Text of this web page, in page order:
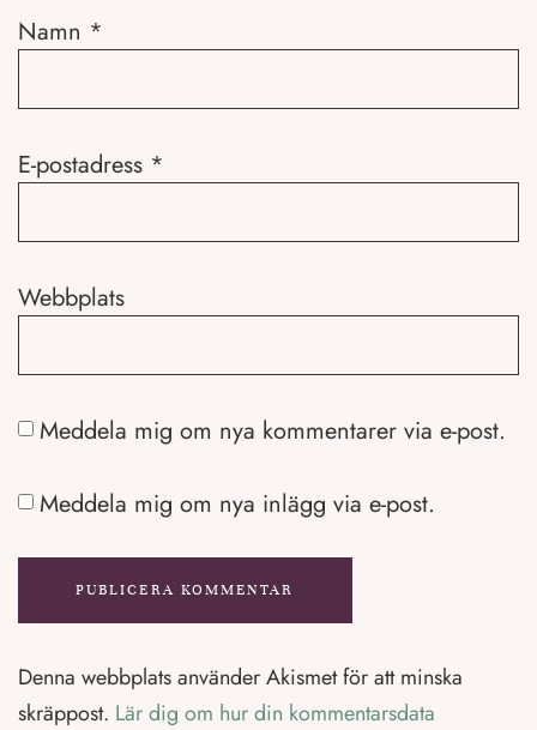
Namn *
E-postadress *
Webbplats
Meddela mig om nya kommentarer via e-post.
Meddela mig om nya inlägg via e-post.
Denna webbplats använder Akismet för att minska
skräppost. Lär dig om hur din kommentarsdata